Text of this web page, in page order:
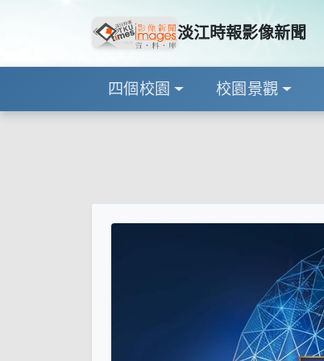
淡江時報影像新聞
四個校園 校園景觀